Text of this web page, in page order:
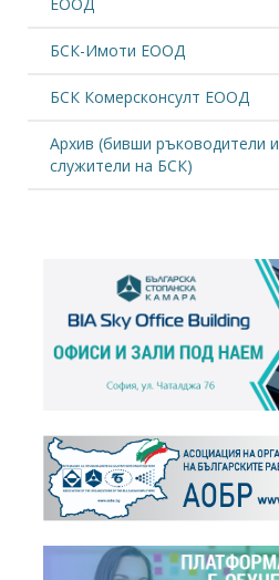
БСК-Имоти ЕООД
БСК Комерсконсулт ЕООД
Архив (бивши ръководители и
служители на БСК)